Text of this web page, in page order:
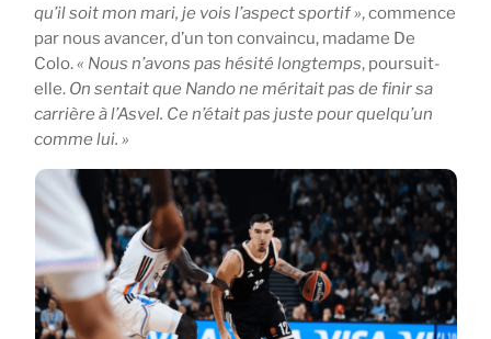
qu’il soit mon mari, je vois l’aspect sportif », commence
par nous avancer, d’un ton convaincu, madame De
Colo.« Nous n’avons pas hésité longtemps, poursuit-
elle. On sentait que Nando ne méritait pas de finir sa
carrière à l’Asvel. Ce n’était pas juste pour quelqu’un
comme lui. »